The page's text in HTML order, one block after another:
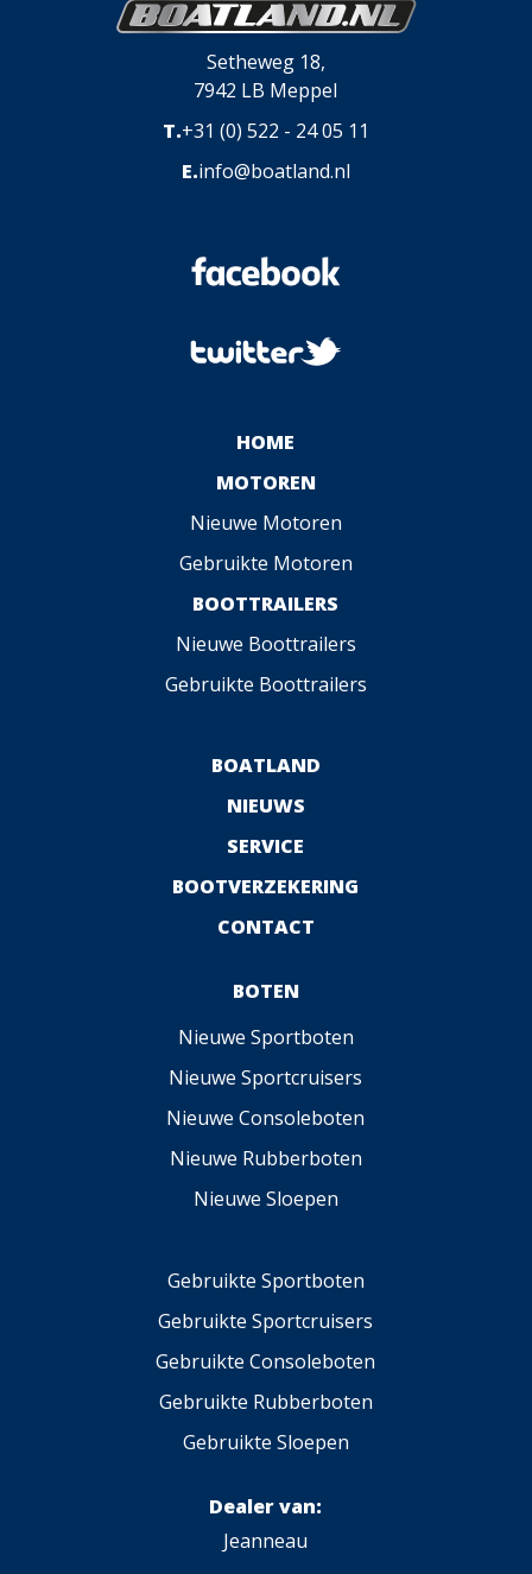
Setheweg 18,
7942 LB Meppel
T.+31 (0) 522 - 24 05 11
E.info@boatland.nl
HOME
MOTOREN
Nieuwe Motoren
Gebruikte Motoren
BOOTTRAILERS
Nieuwe Boottrailers
Gebruikte Boottrailers
BOATLAND
NIEUWS
SERVICE
BOOTVERZEKERING
CONTACT
BOTEN
Nieuwe Sportboten
Nieuwe Sportcruisers
Nieuwe Consoleboten
Nieuwe Rubberboten
Nieuwe Sloepen
Gebruikte Sportboten
Gebruikte Sportcruisers
Gebruikte Consoleboten
Gebruikte Rubberboten
Gebruikte Sloepen
Dealer van:
Jeanneau